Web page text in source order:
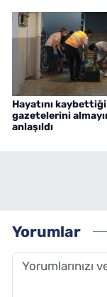
Hayatını kaybettiği
gazetelerini
anlaşıldı
Yorumlar